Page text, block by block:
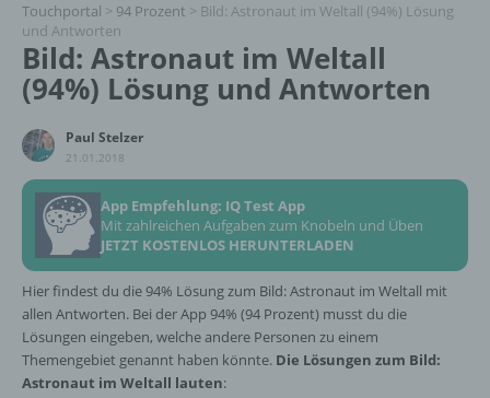
Touchportal > 94 Prozent > Bild: Astronaut im Weltall (94%) Lösung
und Antworten
Bild: Astronaut im Weltall
(94%) Lösung und Antworten
Paul Stelzer
21.01.2018
App Empfehlung: IQ Test App
Mit zahlreichen Aufgaben zum Knobeln und Üben
JETZT KOSTENLOS HERUNTERLADEN
Hier findest du die 94% Lösung zum Bild: Astronaut im Weltall mit
allen Antworten. Bei der App 94% (94 Prozent) musst du die
Lösungen eingeben, welche andere Personen zu einem
Themengebiet genannt haben könnte. Die Lösungen zum Bild:
Astronaut im Weltall lauten: